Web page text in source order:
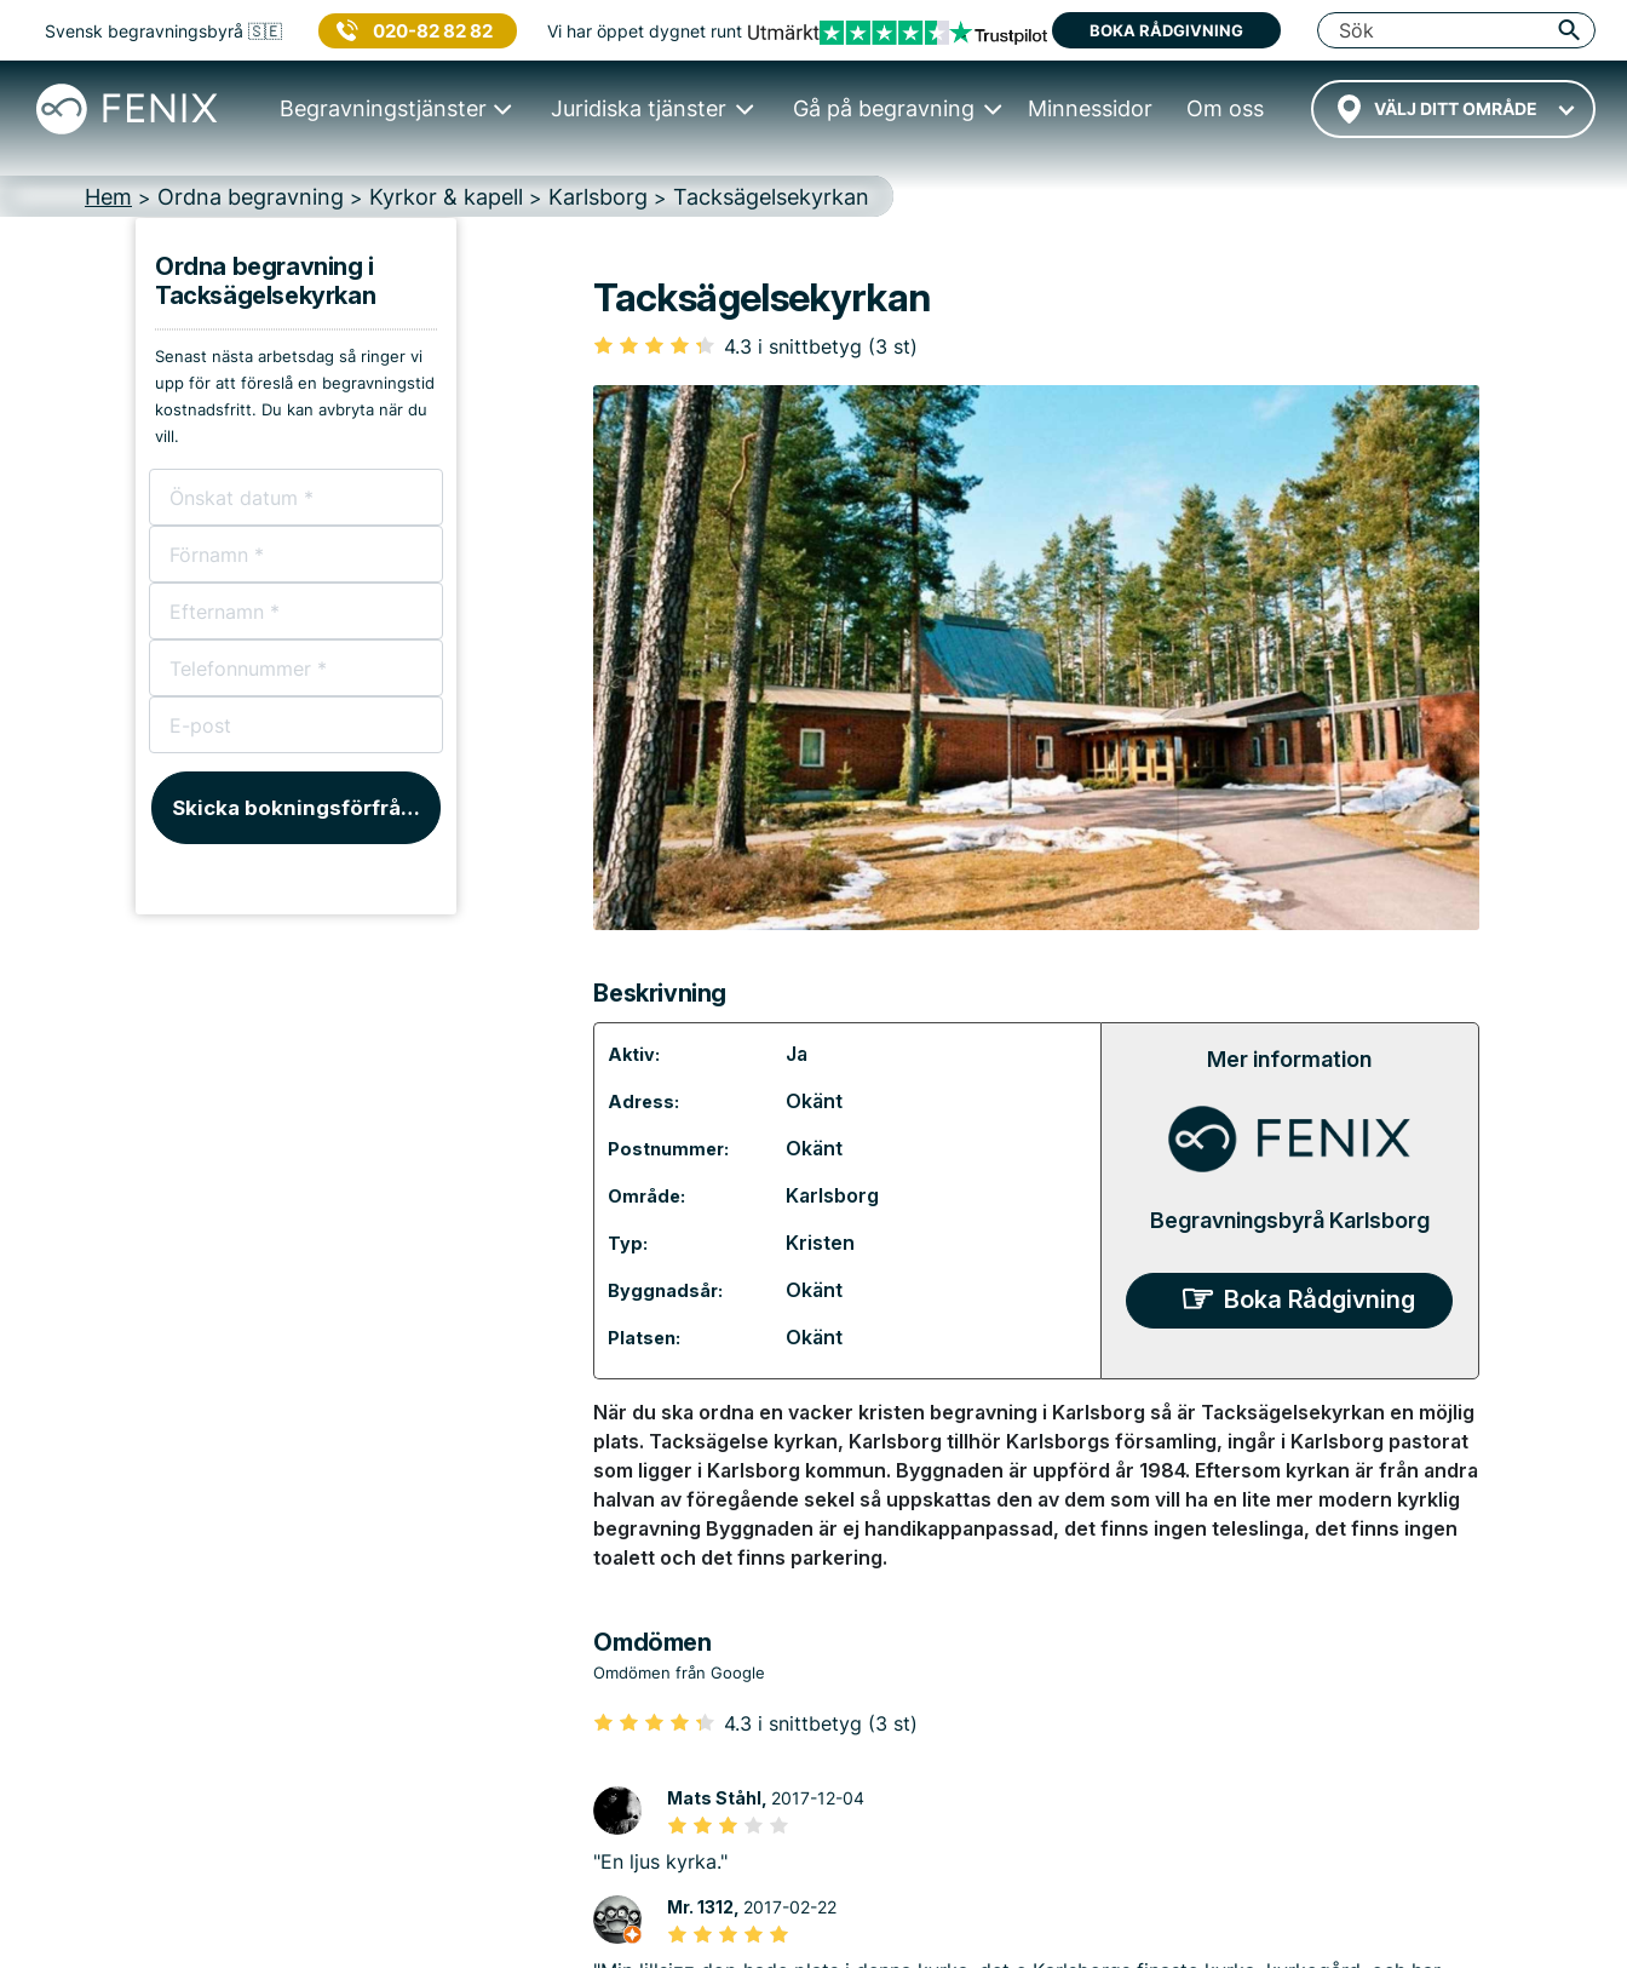
Svensk begravningsbyrå 🇸🇪 020-82 82 82 Vi har öppet dygnet runt BOKA RÅDGIVNING
VÄLJ DITT OMRÅDE
Begravningstjänster Juridiska tjänster Gå på begravning Minnessidor Om oss
Hem > Ordna begravning > Kyrkor & kapell > Karlsborg > Tacksägelsekyrkan
Kyrkor & kapell
Begravningsplatser
Församlingshem
Bårhus
Ordna begravning i
Tacksägelsekyrkan
Senast nästa arbetsdag så ringer vi
upp för att föreslå en begravningstid
kostnadsfritt. Du kan avbryta när du
vill.
Skicka bokningsförfrågan
Tacksägelsekyrkan
4.3 i snittbetyg (3 st)
Beskrivning
Aktiv: Ja
Adress: Okänt
Postnummer: Okänt
Område: Karlsborg
Typ: Kristen
Byggnadsår: Okänt
Platsen: Okänt
Mer information
Begravningsbyrå Karlsborg
Boka Rådgivning
När du ska ordna en vacker kristen begravning i Karlsborg så är Tacksägelsekyrkan en möjlig
plats. Tacksägelse kyrkan, Karlsborg tillhör Karlsborgs församling, ingår i Karlsborg pastorat
som ligger i Karlsborg kommun. Byggnaden är uppförd år 1984. Eftersom kyrkan är från andra
halvan av föregående sekel så uppskattas den av dem som vill ha en lite mer modern kyrklig
begravning Byggnaden är ej handikappanpassad, det finns ingen teleslinga, det finns ingen
toalett och det finns parkering.
Omdömen
Omdömen från Google
4.3 i snittbetyg (3 st)
Mats Ståhl, 2017-12-04
"En ljus kyrka."
Mr. 1312, 2017-02-22